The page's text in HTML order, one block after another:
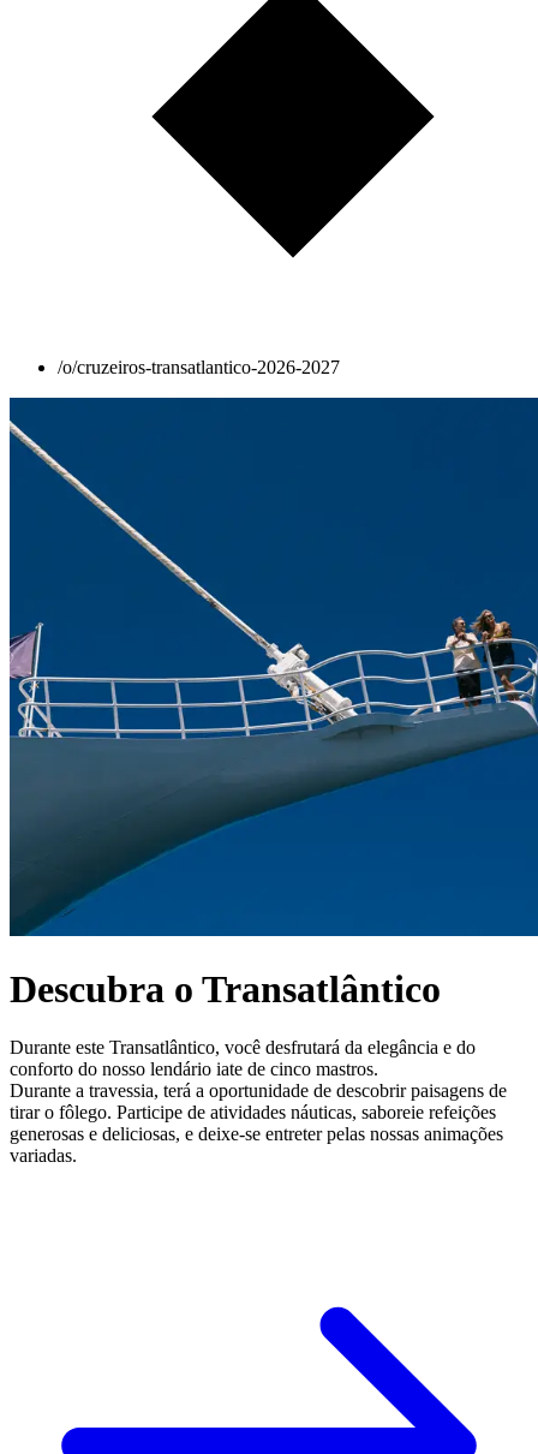
/o/cruzeiros-transatlantico-2026-2027
Descubra o Transatlântico
Durante este Transatlântico, você desfrutará da elegância e do
conforto do nosso lendário iate de cinco mastros.
Durante a travessia, terá a oportunidade de descobrir paisagens de
tirar o fôlego. Participe de atividades náuticas, saboreie refeições
generosas e deliciosas, e deixe-se entreter pelas nossas animações
variadas.